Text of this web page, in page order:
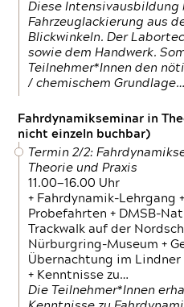
Diese Intensivausbildung
Fahrzeuglackierung aus
Blickwinkeln. Der
sowie dem Handwerk.
Teilnehmer*Innen den
/ chemischem Grundlage…
Fahrdynamikseminar in
nicht einzeln buchbar)
Termin 2/2:
Theorie und Praxis
11.00—16.00 Uhr
+ Fahrdynamik-Lehrgang
Probefahrten + DMSB-
Trackwalk auf der
Nürburgring-Museum +
Übernachtung im
+ Kenntnisse zu…
Die Teilnehmer*Innen